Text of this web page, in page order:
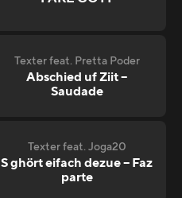
Texter feat. Pretta Poder
Abschied uf Ziit –
Saudade
Texter feat. Joga20
S ghört eifach dezue – Faz
parte